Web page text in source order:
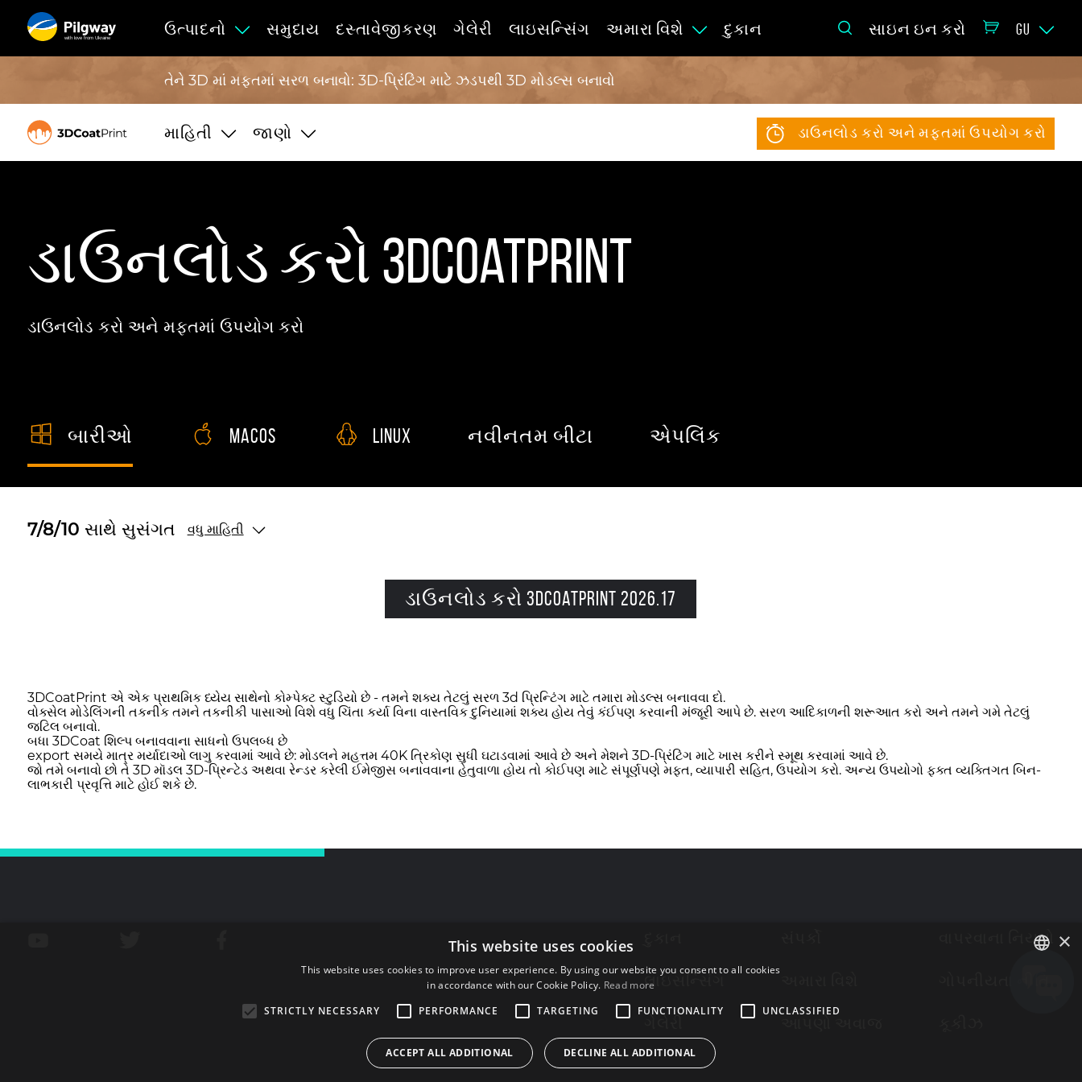
with love from Ukraine
ઉત્પાદનો સમુદાય દસ્તાવેજીકરણ ગેલેરી લાઇસન્સિંગ અમારા વિશે દુકાન સાઇન ઇન કરો GU
તેને 3D માં મફતમાં સરળ બનાવો: 3D-પ્રિંટિંગ માટે ઝડપથી 3D મોડલ્સ બનાવો
માહિતી જાણો ડાઉનલોડ કરો અને મફતમાં ઉપયોગ કરો
ડાઉનલોડ કરો 3DCoatPrint
ડાઉનલોડ કરો અને મફતમાં ઉપયોગ કરો
બારીઓ macos Linux નવીનતમ બીટા એપલિંક
7/8/10 સાથે સુસંગત વધુ માહિતી
ડાઉનલોડ કરો 3DCoatPrint 2026.17
3DCoatPrint એ એક પ્રાથમિક ધ્યેય સાથેનો કોમ્પેક્ટ સ્ટુડિયો છે - તમને શક્ય તેટલું સરળ 3d પ્રિન્ટિંગ માટે તમારા મોડલ્સ બનાવવા દો.
વોક્સેલ મોડેલિંગની તકનીક તમને તકનીકી પાસાઓ વિશે વધુ ચિંતા કર્યા વિના વાસ્તવિક દુનિયામાં શક્ય હોય તેવું કંઈપણ કરવાની મંજૂરી આપે છે. સરળ આદિકાળની શરૂઆત કરો અને તમને ગમે તેટલું
જટિલ બનાવો.
બધા 3DCoat શિલ્પ બનાવવાના સાધનો ઉપલબ્ધ છે
export સમયે માત્ર મર્યાદાઓ લાગુ કરવામાં આવે છે: મોડલને મહત્તમ 40K ત્રિકોણ સુધી ઘટાડવામાં આવે છે અને મેશને 3D-પ્રિંટિંગ માટે ખાસ કરીને સ્મૂથ કરવામાં આવે છે.
જો તમે બનાવો છો તે 3D મૉડલ 3D-પ્રિન્ટેડ અથવા રેન્ડર કરેલી ઈમેજીસ બનાવવાના હેતુવાળા હોય તો કોઈપણ માટે સંપૂર્ણપણે મફત, વ્યાપારી સહિત, ઉપયોગ કરો. અન્ય ઉપયોગો ફક્ત વ્યક્તિગત બિન-
લાભકારી પ્રવૃત્તિ માટે હોઈ શકે છે.
લાઇસન્સિંગ
વાપરવાના નિયમો ×
This website uses cookies
This website uses cookies to improve user experience. By using our website you consent to all cookies
in accordance with our Cookie Policy. Read more
STRICTLY NECESSARY
PERFORMANCE TARGETING FUNCTIONALITY UNCLASSIFIED
ACCEPT ALL ADDITIONAL DECLINE ALL ADDITIONAL